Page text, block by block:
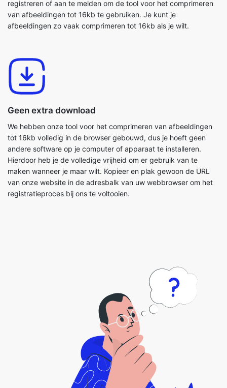
Geen extra download
We hebben onze tool voor het comprimeren van afbeeldingen
tot 16kb volledig in de browser gebouwd, dus je hoeft geen
andere software op je computer of apparaat te installeren.
maken wanneer je maar wilt. Kopieer en plak gewoon de URL
van onze website in de adresbalk van uw webbrowser om het
registratieproces bij ons te voltooien.